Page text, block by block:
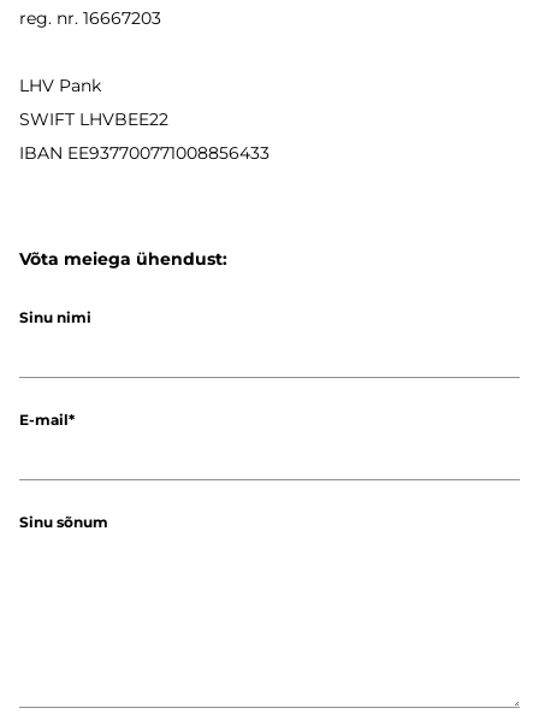
reg. nr. 16667203
LHV Pank
SWIFT LHVBEE22
IBAN EE937700771008856433
Võta meiega ühendust:
Sinu nimi
E-mail
Sinu sõnum